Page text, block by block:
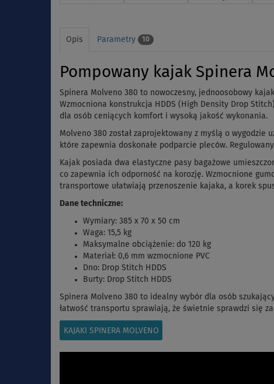
Opis Parametry 10
Pompowany kajak Spinera
Spinera Molveno 380 to nowoczesny, jednoosobowy
Wzmocniona konstrukcja HDDS (High Density Drop
dla osób ceniących komfort i wysoką jakość wykonania.
Molveno 380 został zaprojektowany z myślą o wygodzie
które zapewnia doskonałe podparcie pleców.
Kajak posiada dwa elastyczne pasy bagażowe
co zapewnia ich odporność na korozję. Wzmocnione
transportowe ułatwiają przenoszenie kajaka, a korek
Dane techniczne:
Wymiary: 385 x 70 x 50 cm
Waga: 15,5 kg
Maksymalne obciążenie: do 120 kg
Materiał: 0,6 mm wzmocnione PVC
Dno: Drop Stitch HDDS
Burty: Drop Stitch HDDS
Spinera Molveno 380 to idealny wybór dla osób
łatwość transportu sprawiają, że świetnie sprawdzi się
KAJAKI SPINERA MOLVENO